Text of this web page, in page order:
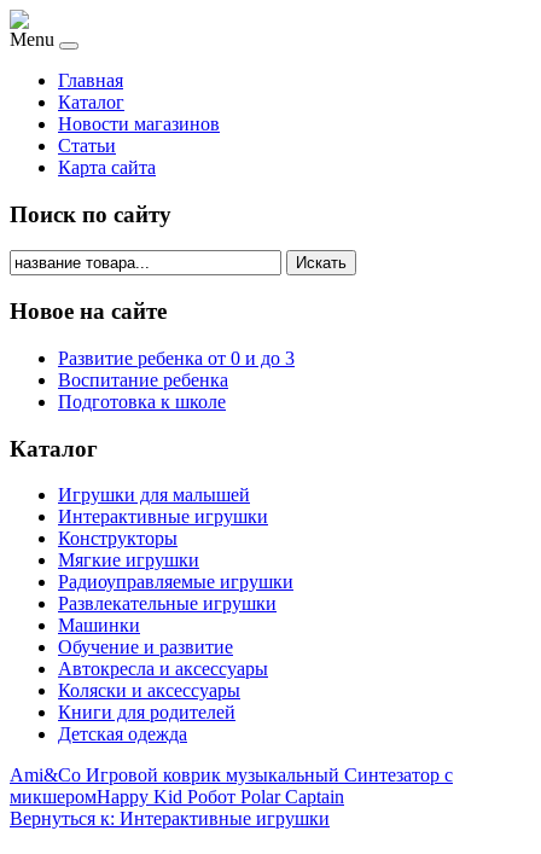
Menu
Главная
Каталог
Новости магазинов
Статьи
Карта сайта
Поиск по сайту
Искать
Новое на сайте
Развитие ребенка от 0 и до 3
Воспитание ребенка
Подготовка к школе
Каталог
Игрушки для малышей
Интерактивные игрушки
Конструкторы
Мягкие игрушки
Радиоуправляемые игрушки
Развлекательные игрушки
Машинки
Обучение и развитие
Автокресла и аксессуары
Коляски и аксессуары
Книги для родителей
Детская одежда
Ami&Co Игровой коврик музыкальный Синтезатор с
микшеромHappy Kid Робот Polar Captain
Вернуться к: Интерактивные игрушки